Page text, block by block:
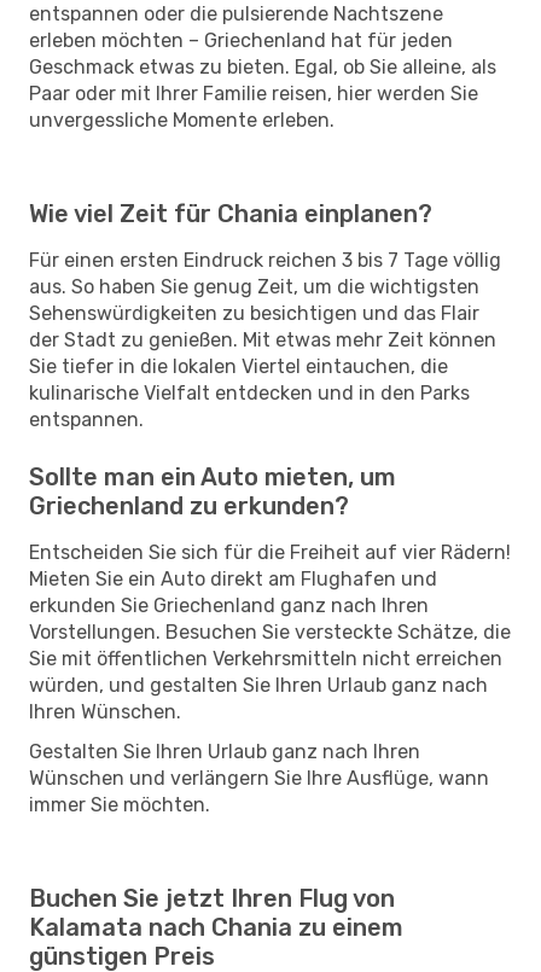
entspannen oder die pulsierende Nachtszene
erleben möchten – Griechenland hat für jeden
Geschmack etwas zu bieten. Egal, ob Sie alleine, als
Paar oder mit Ihrer Familie reisen, hier werden Sie
unvergessliche Momente erleben.
Wie viel Zeit für Chania einplanen?
Für einen ersten Eindruck reichen 3 bis 7 Tage völlig
aus. So haben Sie genug Zeit, um die wichtigsten
Sehenswürdigkeiten zu besichtigen und das Flair
der Stadt zu genießen. Mit etwas mehr Zeit können
Sie tiefer in die lokalen Viertel eintauchen, die
kulinarische Vielfalt entdecken und in den Parks
entspannen.
Sollte man ein Auto mieten, um
Griechenland zu erkunden?
Entscheiden Sie sich für die Freiheit auf vier Rädern!
Mieten Sie ein Auto direkt am Flughafen und
erkunden Sie Griechenland ganz nach Ihren
Vorstellungen. Besuchen Sie versteckte Schätze, die
Sie mit öffentlichen Verkehrsmitteln nicht erreichen
würden, und gestalten Sie Ihren Urlaub ganz nach
Ihren Wünschen.
Gestalten Sie Ihren Urlaub ganz nach Ihren
Wünschen und verlängern Sie Ihre Ausflüge, wann
immer Sie möchten.
Buchen Sie jetzt Ihren Flug von
Kalamata nach Chania zu einem
günstigen Preis